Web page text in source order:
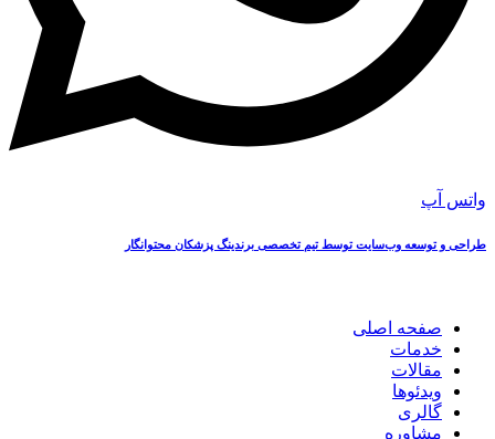
واتس آپ
طراحی و توسعه وب‌سایت توسط تیم تخصصی برندینگ پزشکان محتوانگار
صفحه اصلی
خدمات
مقالات
ویدئوها
گالری
مشاوره